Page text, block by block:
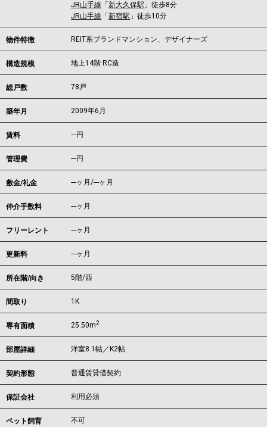
JR山手線 「新大久保駅 」徒歩8分
JR山手線 「新宿駅 」徒歩10分
物件特徴 REIT系ブランドマンション、デザイナーズ
構造規模 地上14階 RC造
総戸数 78戸
築年月 2009年6月
賃料 ---円
管理費 ---円
敷金/礼金 ---ヶ月/---ヶ月
仲介手数料 ---ヶ月
フリーレント ---ヶ月
更新料 ---ヶ月
所在階/向き 5階/西
間取り 1K
専有面積 25.50m2
部屋詳細 洋室8.1帖／K2帖
契約形態 普通賃貸借契約
保証会社 利用必須
ペット飼育 不可